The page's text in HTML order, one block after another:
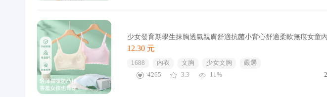
少女發育期學生抹胸透氣親膚舒適抗菌小背心舒適柔軟無痕女童
12.30 元
1688 內衣 文胸 少女文胸
嚴選
4265
3.3 11%